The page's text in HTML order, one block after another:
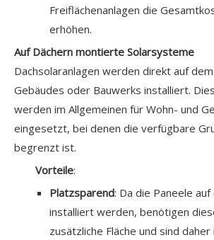
Freiflächenanlagen die
erhöhen.
Auf Dächern montierte Solarsysteme
Dachsolaranlagen werden direkt auf
Gebäudes oder Bauwerks installiert.
werden im Allgemeinen für Wohn- und
eingesetzt, bei denen die verfügbare
begrenzt ist.
Vorteile:
Platzsparend: Da die Paneele auf
installiert werden, benötigen
zusätzliche Fläche und sind